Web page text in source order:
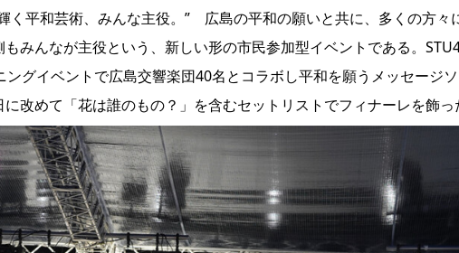
く平和芸術、みんな主役。” 広島の平和の願いと共に、多くの方々
みんなが主役という、新しい形の市民参加型イベントである。
グイベントで広島交響楽団40名とコラボし平和を願うメッセージ
改めて「花は誰のもの？」を含むセットリストでフィナーレを飾っ